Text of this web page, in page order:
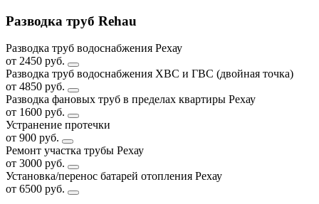
Разводка труб Rehau
Разводка труб водоснабжения Рехау
от 2450 руб.
Разводка труб водоснабжения ХВС и ГВС (двойная точка)
от 4850 руб.
Разводка фановых труб в пределах квартиры Рехау
от 1600 руб.
Устранение протечки
от 900 руб.
Ремонт участка трубы Рехау
от 3000 руб.
Установка/перенос батарей отопления Рехау
от 6500 руб.